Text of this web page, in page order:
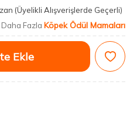
(Üyelikli Alışverişlerde Geçerli)
Daha Fazla Köpek Ödül Mamaları
Ekle